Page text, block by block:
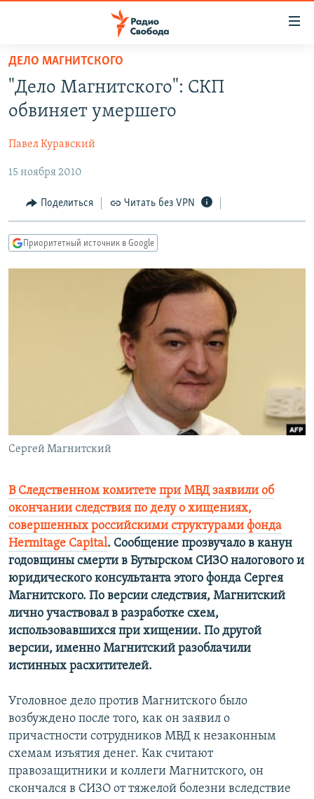
упрощенного
доступа
Вернуться
основному
Вернутся
главной
навигации
Вернутся
ПРОГРАММЫ
ПОДКАСТЫ
АВТОРСКИЕ ПРОЕКТЫ
ЦИТАТЫ СВОБОДЫ
МНЕНИЯ
КУЛЬТУРА
IDEL.РЕАЛИИ
КАВКАЗ.РЕАЛИИ
РАСПИСАНИЕ ВЕЩАНИЯ
ПОДПИШИТЕСЬ НА РАССЫЛКУ
Все сайты РСЕ/РС
ДЕЛО МАГНИТСКОГО
"Дело Магнитского": СКП
обвиняет умершего
Павел Куравский
15 ноября 2010
Поделиться Читать без VPN
Приоритетный источник в Google
Сергей Магнитский
В Следственном комитете при МВД заявили об
окончании следствия по делу о хищениях,
совершенных российскими структурами фонда
Hermitage Capital. Сообщение прозвучало в канун
годовщины смерти в Бутырском СИЗО налогового и
юридического консультанта этого фонда Сергея
Магнитского. По версии следствия, Магнитский
лично участвовал в разработке схем,
использовавшихся при хищении. По другой
версии, именно Магнитский разоблачили
истинных расхитителей.
Уголовное дело против Магнитского было
возбуждено после того, как он заявил о
причастности сотрудников МВД к незаконным
схемам изъятия денег. Как считают
правозащитники и коллеги Магнитского, он
скончался в СИЗО от тяжелой болезни вследствие